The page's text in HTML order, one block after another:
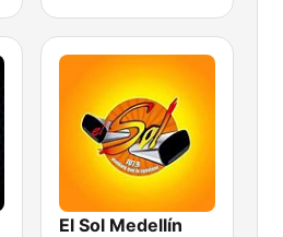
El Sol Medellín